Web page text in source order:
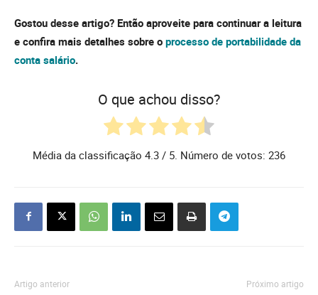
Gostou desse artigo? Então aproveite para continuar a leitura
e confira mais detalhes sobre o processo de portabilidade da
conta salário.
O que achou disso?
Média da classificação 4.3 / 5. Número de votos: 236
Artigo anterior Próximo artigo